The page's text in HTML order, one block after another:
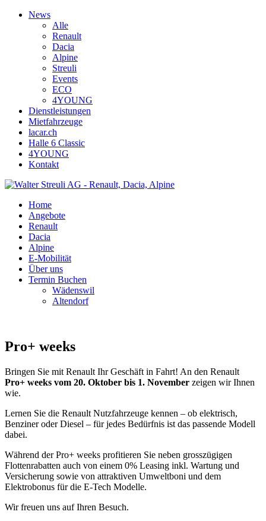
News
Alle
Renault
Dacia
Alpine
Streuli
Events
ECO
4YOUNG
Dienstleistungen
Mietfahrzeuge
lacar.ch
Halle 6 Classic
4YOUNG
Kontakt
Home
Angebote
Renault
Dacia
Alpine
E-Mobilität
Über uns
Termin Buchen
Wädenswil
Altendorf
Pro+ weeks
Bringen Sie mit Renault Ihr Geschäft in Fahrt! An den Renault
Pro+ weeks vom 20. Oktober bis 1. November zeigen wir Ihnen
wie.
Lernen Sie die Renault Nutzfahrzeuge kennen – ob elektrisch,
Benziner oder Diesel – für jedes Bedürfnis ist das passende Modell
dabei.
Während der Pro+ weeks profitieren Sie neben grosszügigen
Flottenrabatten auch von einem 0% Leasing inkl. Wartung und
Versicherung sowie von attraktiven Umweltboni und dem
Elektrobonus für die E-Tech Modelle.
Wir freuen uns auf Ihren Besuch.